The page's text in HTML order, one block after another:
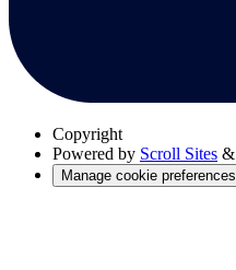
Copyright
Powered by Scroll Sites &
Manage cookie preferences